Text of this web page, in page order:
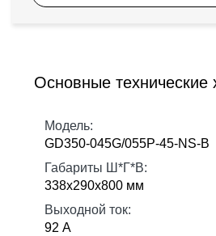
Основные технические
Модель:
GD350-045G/055P-45-NS-B
Габариты Ш*Г*В:
338х290х800 мм
Выходной ток:
92 А